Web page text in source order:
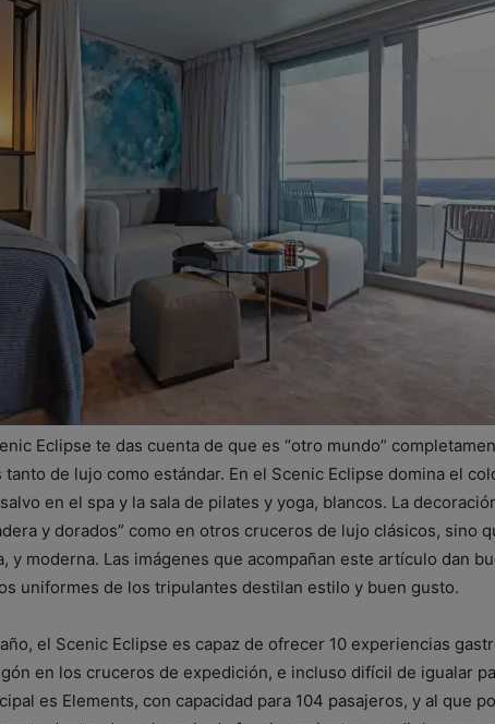
Eclipse te das cuenta de que es “otro mundo”
de lujo como estándar. En el Scenic Eclipse domina el
en el spa y la sala de pilates y yoga, blancos. La
y dorados” como en otros cruceros de lujo clásicos, sino
y moderna. Las imágenes que acompañan este artículo dan
uniformes de los tripulantes destilan estilo y buen gusto.
el Scenic Eclipse es capaz de ofrecer 10 experiencias
en los cruceros de expedición, e incluso difícil de igualar
es Elements, con capacidad para 104 pasajeros, y al que